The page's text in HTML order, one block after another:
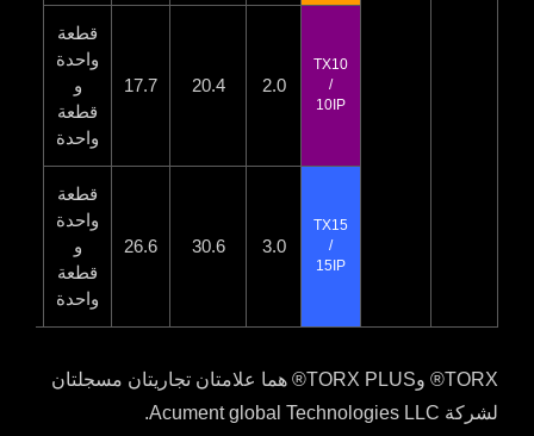
TX10
10IP
2.0
20.4
17.7
قطعة
واحدة
قطعة
واحدة
TX15
15IP
3.0
30.6
26.6
قطعة
واحدة
قطعة
واحدة
TORX® وTORX PLUS® هما علامتان تجاريتان مسجلتان
لشركة Acument global Technologies LLC.